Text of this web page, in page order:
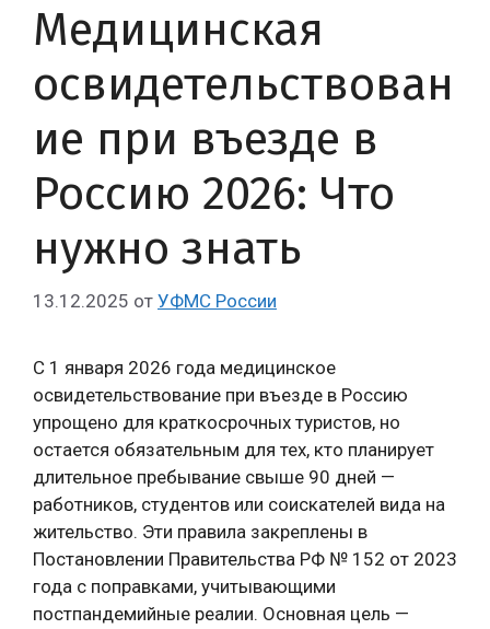
Медицинская
освидетельствован
ие при въезде в
Россию 2026: Что
нужно знать
13.12.2025 от УФМС России
С 1 января 2026 года медицинское
освидетельствование при въезде в Россию
упрощено для краткосрочных туристов, но
остается обязательным для тех, кто планирует
длительное пребывание свыше 90 дней —
работников, студентов или соискателей вида на
жительство. Эти правила закреплены в
Постановлении Правительства РФ № 152 от 2023
года с поправками, учитывающими
постпандемийные реалии. Основная цель —